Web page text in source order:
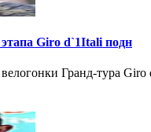
Giro d`1Itali подн
Гранд-тура